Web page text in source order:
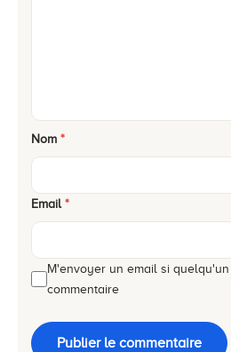
Nom *
Email *
M'envoyer un email si
commentaire
Publier le commentaire